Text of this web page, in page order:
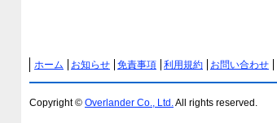
ホーム お知らせ 免責事項 利用規約 お問い合わせ
Copyright © Overlander Co., Ltd.All rights reserved.